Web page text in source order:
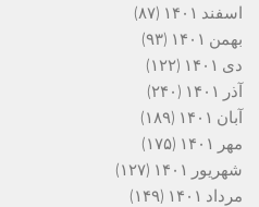
اسفند ۱۴۰۱
(۸۷)
بهمن ۱۴۰۱
(۹۳)
دی ۱۴۰۱
(۱۲۲)
آذر ۱۴۰۱
(۲۴۰)
آبان ۱۴۰۱
(۱۸۹)
مهر ۱۴۰۱
(۱۷۵)
شهریور ۱۴۰۱
(۱۲۷)
مرداد ۱۴۰۱
(۱۴۹)